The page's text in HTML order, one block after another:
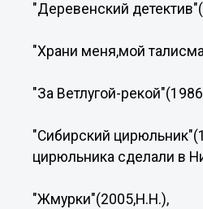
"Деревенский
"Храни меня,мой
"За Ветлугой-
"Сибирский
цирюльника сделали в
"Жмурки"(2005,Н.Н.),